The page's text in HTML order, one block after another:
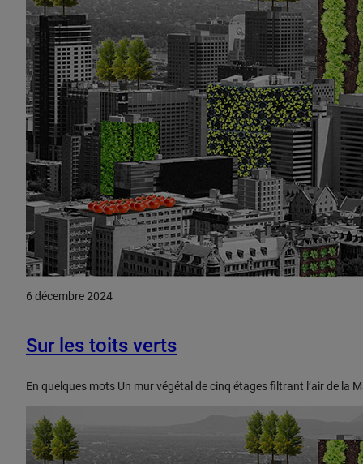
6 décembre 2024
Sur les toits verts
En quelques mots Un mur végétal de cinq étages filtrant l’air de